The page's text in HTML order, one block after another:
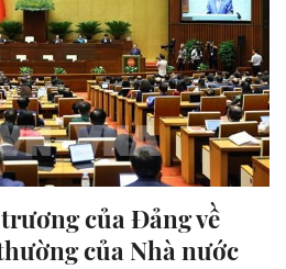
của Đảng về
của Nhà nước